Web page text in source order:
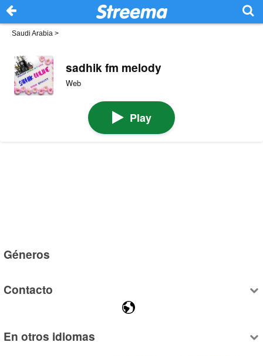
Saudi Arabia >
sadhik fm melody
Web
Play
Géneros
Contacto
En otros idiomas